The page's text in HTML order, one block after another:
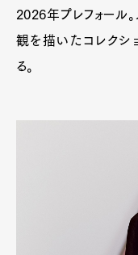
2026年プレフォール
観を描いたコレクシ
る。